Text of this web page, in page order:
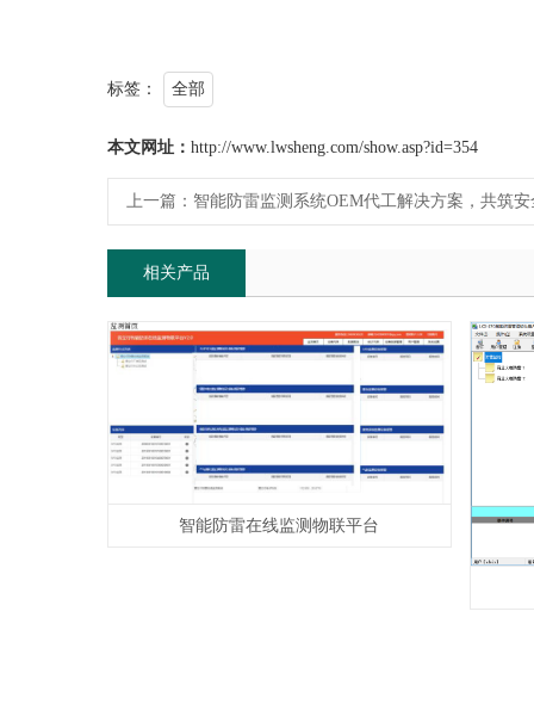
标签： 全部
本文网址： http://www.lwsheng.com/show.asp?id=354
上一篇： 智能防雷监测系统OEM代工解决方案，共筑
相关产品
智能防雷在线监测物联平台